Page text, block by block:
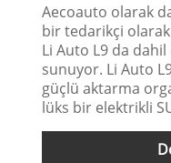
Aecoauto olarak
bir tedarikçi
Li Auto L9 da
sunuyor. Li Auto
güçlü aktarma
lüks bir elektrikli